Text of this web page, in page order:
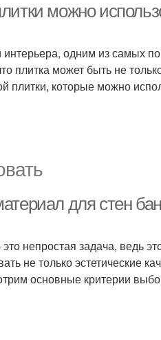
можно
интерьера, одним из самых
плитка может быть не
которые можно
для стен
непростая задача, ведь
не только эстетические
основные критерии